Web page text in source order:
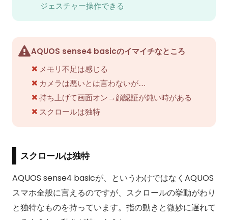
ジェスチャー操作できる
AQUOS sense4 basicのイマイチなところ
メモリ不足は感じる
カメラは悪いとは言わないが…
持ち上げて画面オン→顔認証が鈍い時がある
スクロールは独特
スクロールは独特
AQUOS sense4 basicが、というわけではなくAQUOS
スマホ全般に言えるのですが、スクロールの挙動がわり
と独特なものを持っています。指の動きと微妙に遅れて